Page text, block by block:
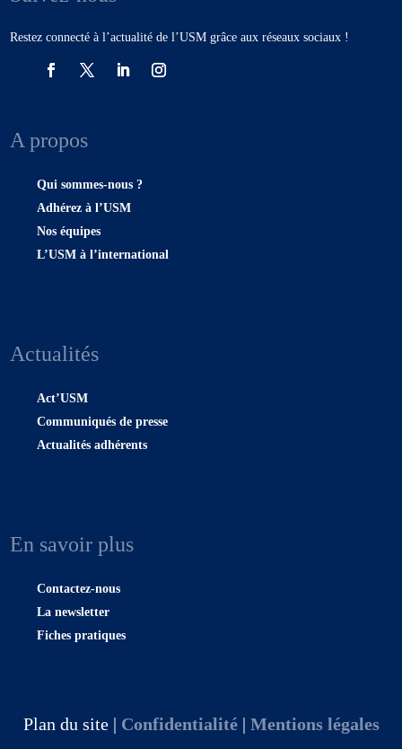
Restez connecté à l’actualité de l’USM grâce aux réseaux sociaux !
A propos
Qui sommes-nous ?
Adhérez à l’USM
Nos équipes
L’USM à l’international
Actualités
Act’USM
Communiqués de presse
Actualités adhérents
En savoir plus
Contactez-nous
La newsletter
Fiches pratiques
Plan du site | Confidentialité| Mentions légales